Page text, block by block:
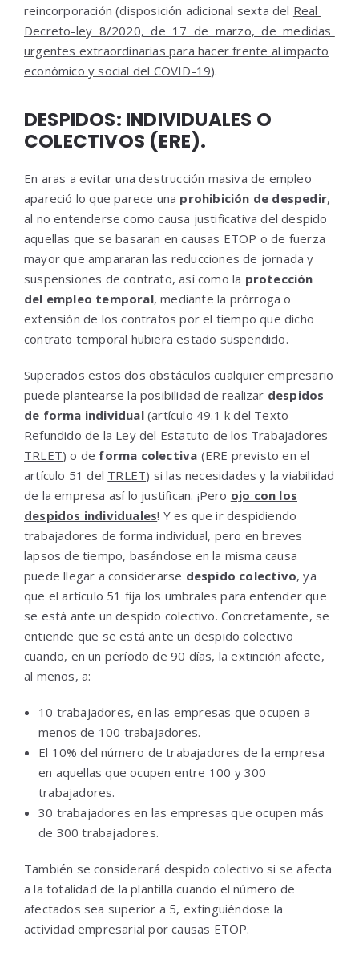
reincorporación (disposición adicional sexta del Real
Decreto-ley 8/2020, de 17 de marzo, de medidas
urgentes extraordinarias para hacer frente al impacto
económico y social del COVID-19).
DESPIDOS: INDIVIDUALES O
COLECTIVOS (ERE).
En aras a evitar una destrucción masiva de empleo
apareció lo que parece una prohibición de despedir,
al no entenderse como causa justificativa del despido
aquellas que se basaran en causas ETOP o de fuerza
mayor que ampararan las reducciones de jornada y
suspensiones de contrato, así como la protección
del empleo temporal, mediante la prórroga o
extensión de los contratos por el tiempo que dicho
contrato temporal hubiera estado suspendido.
Superados estos dos obstáculos cualquier empresario
puede plantearse la posibilidad de realizar despidos
de forma individual(artículo 49.1 k del Texto
Refundido de la Ley del Estatuto de los Trabajadores
TRLET) o de forma colectiva (ERE previsto en el
artículo 51 del TRLET) si las necesidades y la viabilidad
de la empresa así lo justifican. ¡Pero ojo con los
despidos individuales! Y es que ir despidiendo
trabajadores de forma individual, pero en breves
lapsos de tiempo, basándose en la misma causa
puede llegar a considerarse despido colectivo, ya
que el artículo 51 fija los umbrales para entender que
se está ante un despido colectivo. Concretamente, se
entiende que se está ante un despido colectivo
cuando, en un período de 90 días, la extinción afecte,
al menos, a:
10 trabajadores, en las empresas que ocupen a
menos de 100 trabajadores.
El 10% del número de trabajadores de la empresa
en aquellas que ocupen entre 100 y 300
trabajadores.
30 trabajadores en las empresas que ocupen más
de 300 trabajadores.
También se considerará despido colectivo si se afecta
a la totalidad de la plantilla cuando el número de
afectados sea superior a 5, extinguiéndose la
actividad empresarial por causas ETOP.